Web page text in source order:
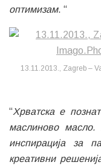
оптимизам. “
13.11.2013., Zagreb –
“Хрватска е
маслиново масло.
инспирација за
креативни